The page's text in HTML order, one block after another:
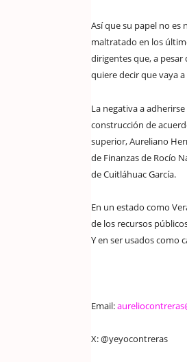
Así que su papel no es
maltratado en los
dirigentes que, a
quiere decir que vaya
La negativa a
construcción de
superior, Aureliano
de Finanzas de Rocío
de Cuitláhuac García.
En un estado como
de los recursos
Y en ser usados como
Email:
X: @yeyocontreras